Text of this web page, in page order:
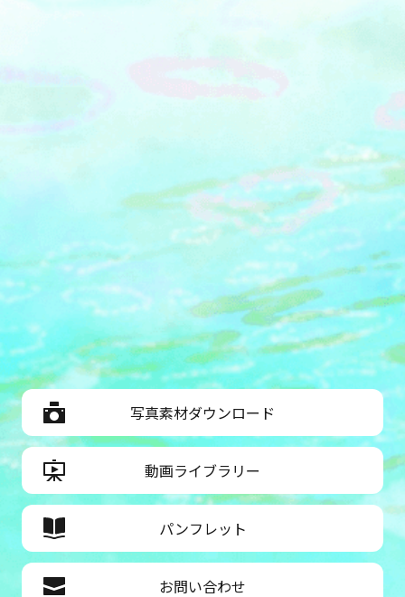
写真素材ダウンロード
動画ライブラリー
パンフレット
お問い合わせ